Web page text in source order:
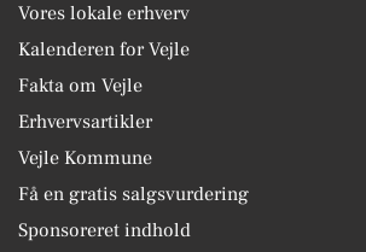
Vores lokale erhverv
Kalenderen for Vejle
Fakta om Vejle
Erhvervsartikler
Vejle Kommune
Få en gratis salgsvurdering
Sponsoreret indhold